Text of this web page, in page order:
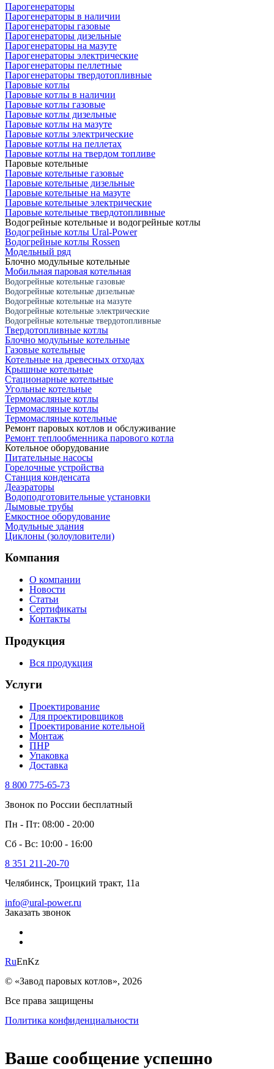
Парогенераторы
Парогенераторы в наличии
Парогенераторы газовые
Парогенераторы дизельные
Парогенераторы на мазуте
Парогенераторы электрические
Парогенераторы пеллетные
Парогенераторы твердотопливные
Паровые котлы
Паровые котлы в наличии
Паровые котлы газовые
Паровые котлы дизельные
Паровые котлы на мазуте
Паровые котлы электрические
Паровые котлы на пеллетах
Паровые котлы на твердом топливе
Паровые котельные
Паровые котельные газовые
Паровые котельные дизельные
Паровые котельные на мазуте
Паровые котельные электрические
Паровые котельные твердотопливные
Водогрейные котельные и водогрейные котлы
Водогрейные котлы Ural-Power
Водогрейные котлы Rossen
Модельный ряд
Блочно модульные котельные
Мобильная паровая котельная
Водогрейные котельные газовые
Водогрейные котельные дизельные
Водогрейные котельные на мазуте
Водогрейные котельные электрические
Водогрейные котельные твердотопливные
Твердотопливные котлы
Блочно модульные котельные
Газовые котельные
Котельные на древесных отходах
Крышные котельные
Стационарные котельные
Угольные котельные
Термомасляные котлы
Термомасляные котлы
Термомасляные котельные
Ремонт паровых котлов и обслуживание
Ремонт теплообменника парового котла
Котельное оборудование
Питательные насосы
Горелочные устройства
Станция конденсата
Деаэраторы
Водоподготовительные установки
Дымовые трубы
Емкостное оборудование
Mодульные здания
Циклоны (золоуловители)
Компания
О компании
Новости
Статьи
Сертификаты
Контакты
Продукция
Вся продукция
Услуги
Проектирование
Для проектировщиков
Проектирование котельной
Монтаж
ПНР
Упаковка
Доставка
8 800 775-65-73
Звонок по России бесплатный
Пн - Пт: 08:00 - 20:00
Сб - Вс: 10:00 - 16:00
8 351 211-20-70
Челябинск, Троицкий тракт, 11а
info@ural-power.ru
Заказать звонок
RuEnKz
© «Завод паровых котлов», 2026
Все права защищены
Политика конфиденциальности
Ваше сообщение успешно